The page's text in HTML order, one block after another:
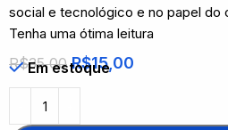
social e tecnológico e no papel do
Tenha uma ótima leitura
R$35,00 R$15,00
Em estoque